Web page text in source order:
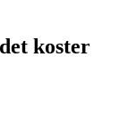
koster